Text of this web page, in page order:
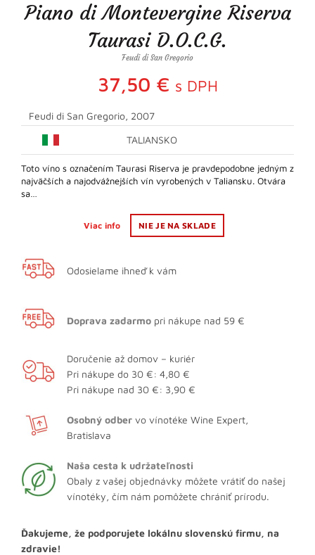
Piano di Montevergine Riserva
Taurasi D.O.C.G.
Feudi di San Gregorio
37,50 € s DPH
Feudi di San Gregorio, 2007
TALIANSKO
Toto víno s označením Taurasi Riserva je pravdepodobne jedným z
najväčších a najodvážnejších vín vyrobených v Taliansku. Otvára
sa…
Viac info NIE JE NA SKLADE
Odosielame ihneď k vám
Doprava zadarmo pri nákupe nad 59 €
Doručenie až domov – kuriér
Pri nákupe do 30 €: 4,80 €
Pri nákupe nad 30 €: 3,90 €
Osobný odber vo vínotéke Wine Expert,
Bratislava
Naša cesta k udržateľnosti
Obaly z vašej objednávky môžete vrátiť do našej
vínotéky, čím nám pomôžete chrániť prírodu.
Ďakujeme, že podporujete lokálnu slovenskú firmu, na
zdravie!